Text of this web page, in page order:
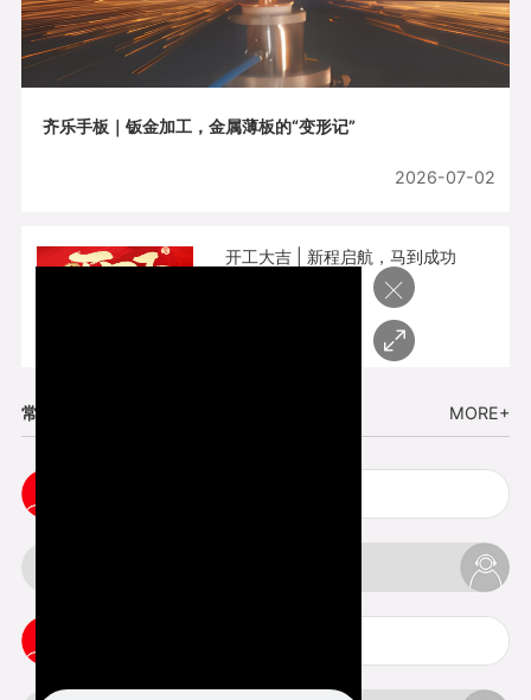
齐乐手板｜钣金加工，金属薄板的“变形记”
2026-07-02
开工大吉 | 新程启航，马到成功
常见问题 MORE+
×